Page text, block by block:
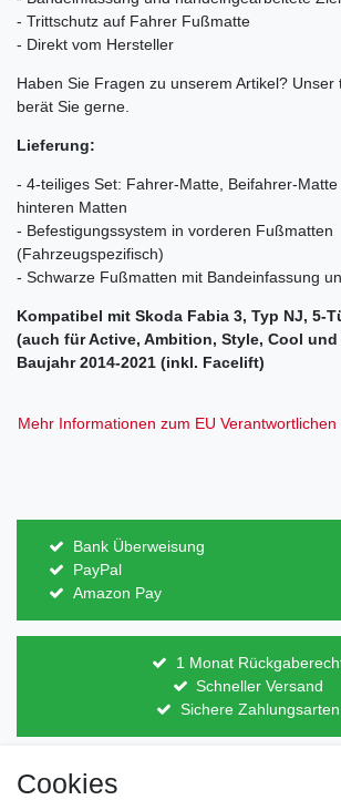
- Trittschutz auf Fahrer Fußmatte
- Direkt vom Hersteller
Haben Sie Fragen zu unserem Artikel?
berät Sie gerne.
Lieferung:
- 4-teiliges Set: Fahrer-Matte, Beifahrer-
hinteren Matten
- Befestigungssystem in vorderen Fußmatten
(Fahrzeugspezifisch)
- Schwarze Fußmatten mit Bandeinfassung
Kompatibel mit Skoda Fabia 3, Typ NJ, 5-
(auch für Active, Ambition, Style, Cool und
Baujahr 2014-2021 (inkl. Facelift)
Mehr Informationen zum EU Verantwortlichen
Bank Überweisung
PayPal
Amazon Pay
1 Monat
Schneller Versand
Sichere Zahlungsarten
Direkt vom Hersteller
Cookies